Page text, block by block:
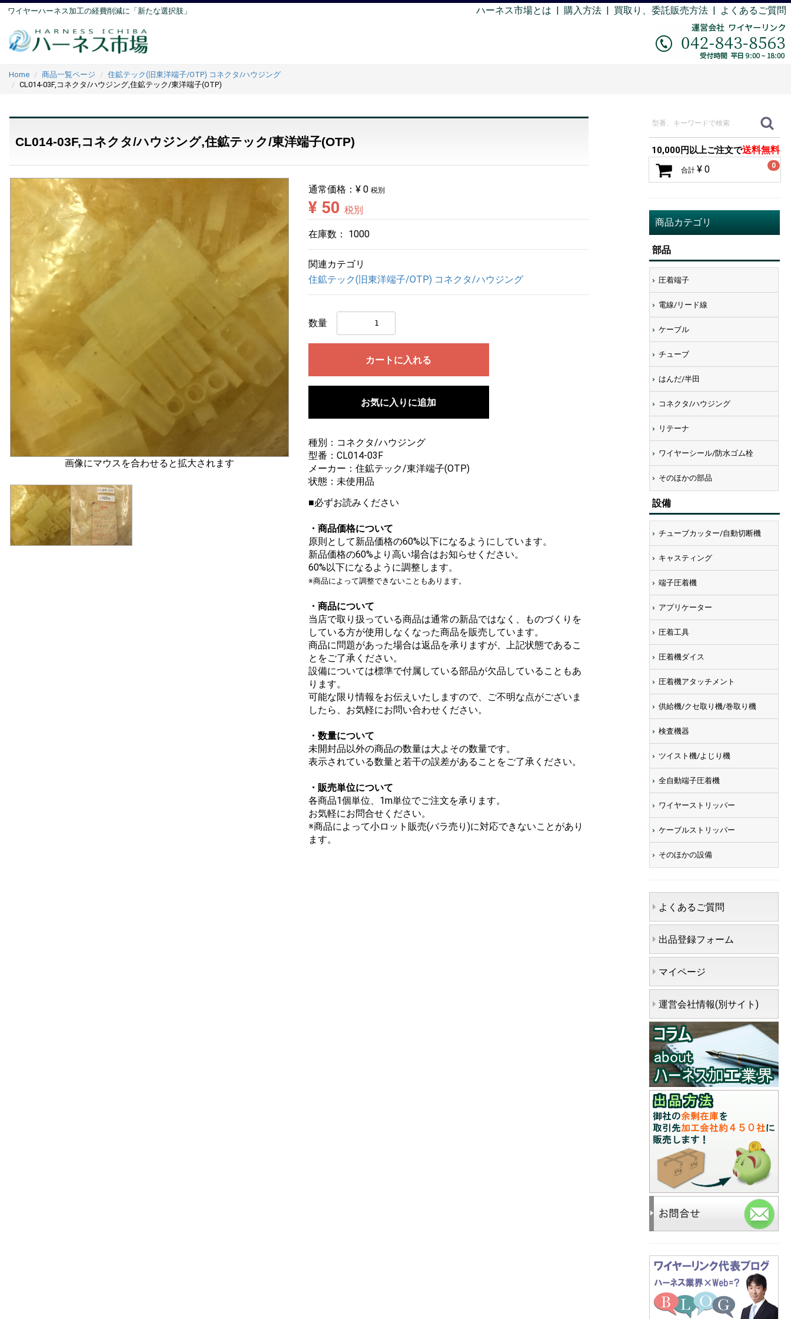
ワイヤーハーネス加工の経費削減に「新たな選択肢」 ハーネス市場とは | 購入方法 | 買取り、委託販売方法 | よくあるご質問
Home 商品一覧ページ
住鉱テック(旧東洋端子/OTP) コネクタ/ハウジング
CL014-03F,コネクタ/ハウジング,住鉱テック/東洋端子(OTP)
CL014-03F,コネクタ/ハウジング,住鉱テック/東洋端子(OTP)
画像にマウスを合わせると拡大されます 画像にマウスを合わせると拡大されます 画像にマウスを合わせると拡大されま
通常価格： ¥ 0 税別
¥ 50 税別
在庫数： 1000
関連カテゴリ
住鉱テック(旧東洋端子/OTP) コネクタ/ハウジング
数量
カートに入れる
お気に入りに追加
種別：コネクタ/ハウジング
型番：CL014-03F
メーカー：住鉱テック/東洋端子(OTP)
状態：未使用品
■必ずお読みください
・商品価格について
原則として新品価格の60%以下になるようにしています。
新品価格の60%より高い場合はお知らせください。
60%以下になるように調整します。
※商品によって調整できないこともあります。
・商品について
当店で取り扱っている商品は通常の新品ではなく、ものづくりを
している方が使用しなくなった商品を販売しています。
商品に問題があった場合は返品を承りますが、上記状態であるこ
とをご了承ください。
設備については標準で付属している部品が欠品していることもあ
ります。
可能な限り情報をお伝えいたしますので、ご不明な点がございま
したら、お気軽にお問い合わせください。
・数量について
未開封品以外の商品の数量は大よその数量です。
表示されている数量と若干の誤差があることをご了承ください。
・販売単位について
各商品1個単位、1m単位でご注文を承ります。
お気軽にお問合せください。
※商品によって小ロット販売(バラ売り)に対応できないことがあり
ます。
10,000円以上ご注文で送料無料
0
合計 ¥ 0
商品カテゴリ
部品
圧着端子
電線/リード線
ケーブル
チューブ
はんだ/半田
コネクタ/ハウジング
リテーナ
ワイヤーシール/防水ゴム栓
そのほかの部品
設備
チューブカッター/自動切断機
キャスティング
端子圧着機
アプリケーター
圧着工具
圧着機ダイス
圧着機アタッチメント
供給機/クセ取り機/巻取り機
検査機器
ツイスト機/よじり機
全自動端子圧着機
ワイヤーストリッパー
ケーブルストリッパー
そのほかの設備
よくあるご質問
出品登録フォーム
マイページ
運営会社情報(別サイト)